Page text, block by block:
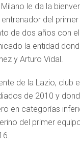
le da la
del
de dos años con el
la entidad
y Arturo Vidal.
de la Lazio, club
de 2010 y
en categorías
del primer